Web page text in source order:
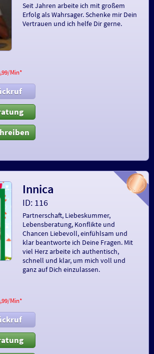
Seit Jahren arbeite ich mit großem
Erfolg als Wahrsager. Schenke mir Dein
Vertrauen und ich helfe Dir gerne.
Min*
Innica
ID: 116
Partnerschaft, Liebeskummer,
Lebensberatung, Konflikte und
Chancen Liebevoll, einfühlsam und
klar beantworte ich Deine Fragen. Mit
viel Herz arbeite ich authentisch,
schnell und klar, um mich voll und
ganz auf Dich einzulassen.
Min*